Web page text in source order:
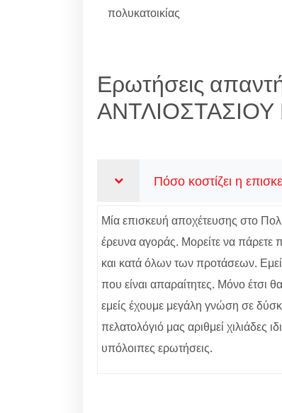
πολυκατοικίας
Ερωτήσεις
Πόσο κοστίζει η
Μία επισκευή αποχέτευσης στο
έρευνα αγοράς. Μορείτε να πάρετε
και κατά όλων των προτάσεων.
που είναι απαραίτητες. Μόνο έτσι
εμείς έχουμε μεγάλη γνώση σε
πελατολόγιό μας αριθμεί χιλιάδες
υπόλοιπες ερωτήσεις.